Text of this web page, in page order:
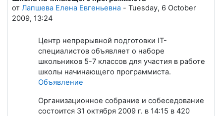
от Лапшева Елена Евгеньевна - Tuesday, 6 October
2009, 13:24
Центр непрерывной подготовки IT-
специалистов объявляет о наборе
школьников 5-7 классов для участия в работе
школы начинающего программиста.
Объявление
Организационное собрание и собеседование
состоится 31 октября 2009 г. в 14:15 в 420